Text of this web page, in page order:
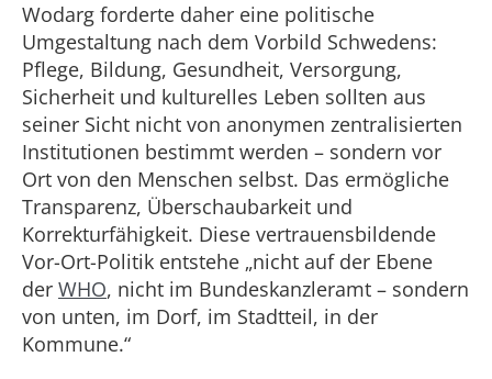
Wodarg forderte daher eine politische
Umgestaltung nach dem Vorbild Schwedens:
Pflege, Bildung, Gesundheit, Versorgung,
Sicherheit und kulturelles Leben sollten aus
seiner Sicht nicht von anonymen zentralisierten
Institutionen bestimmt werden – sondern vor
Ort von den Menschen selbst. Das ermögliche
Transparenz, Überschaubarkeit und
Korrekturfähigkeit. Diese vertrauensbildende
Vor-Ort-Politik entstehe „nicht auf der Ebene
der WHO, nicht im Bundeskanzleramt – sondern
von unten, im Dorf, im Stadtteil, in der
Kommune.“